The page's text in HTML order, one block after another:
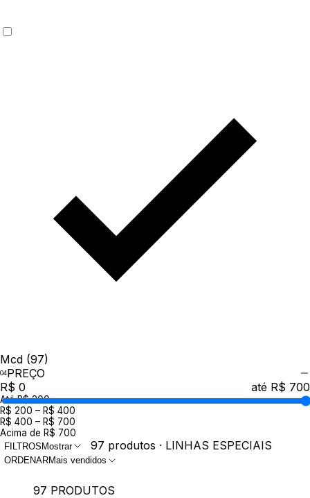
Mcd (97)
PREÇO
R$ 0
até R$ 700
Até R$ 200
R$ 200 – R$ 400
R$ 400 – R$ 700
Acima de R$ 700
FILTROS Mostrar 97 produtos · LINHAS ESPECIAIS
ORDENARMais vendidos
97 PRODUTOS